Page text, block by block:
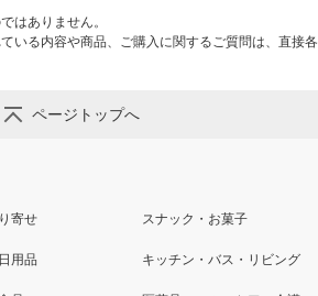
はありません。
る内容や商品、ご購入に関するご質問は、直接
ページトップへ
寄せ スナック・お菓子
用品 キッチン・バス・リビング